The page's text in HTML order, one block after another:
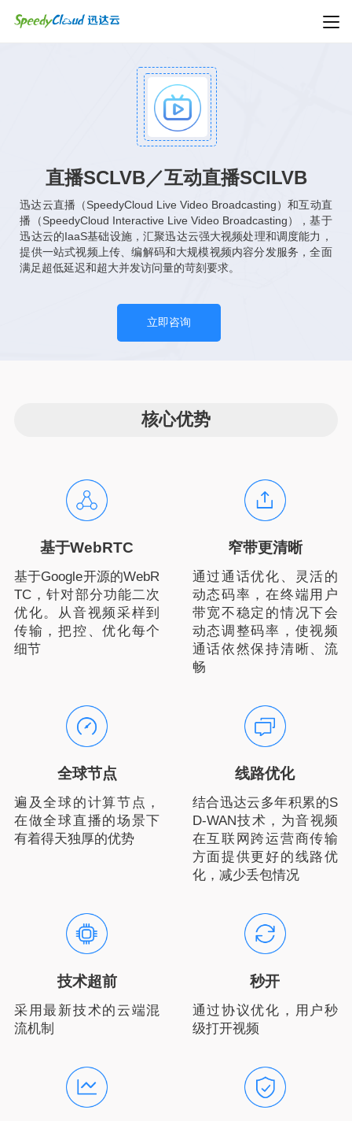
直播SCLVB／互动直播SCILVB
迅达云直播（SpeedyCloud Live Video Broadcasting）和互动直
播（SpeedyCloud Interactive Live Video Broadcasting），基于
迅达云的IaaS基础设施，汇聚迅达云强大视频处理和调度能力，
提供一站式视频上传、编解码和大规模视频内容分发服务，全面
满足超低延迟和超大并发访问量的苛刻要求。
立即咨询
核心优势
基于WebRTC
基于Google开源的WebR
TC，针对部分功能二次
优化。从音视频采样到
传输，把控、优化每个
细节
窄带更清晰
通过通话优化、灵活的
动态码率，在终端用户
带宽不稳定的情况下会
动态调整码率，使视频
通话依然保持清晰、流
畅
全球节点
遍及全球的计算节点，
在做全球直播的场景下
有着得天独厚的优势
线路优化
结合迅达云多年积累的S
D-WAN技术，为音视频
在互联网跨运营商传输
方面提供更好的线路优
化，减少丢包情况
技术超前
采用最新技术的云端混
流机制
秒开
通过协议优化，用户秒
级打开视频